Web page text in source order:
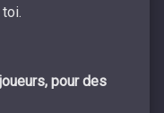
pour des